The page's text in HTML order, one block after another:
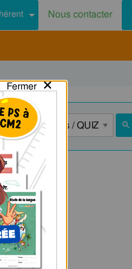
Nous contacter
Fermer×